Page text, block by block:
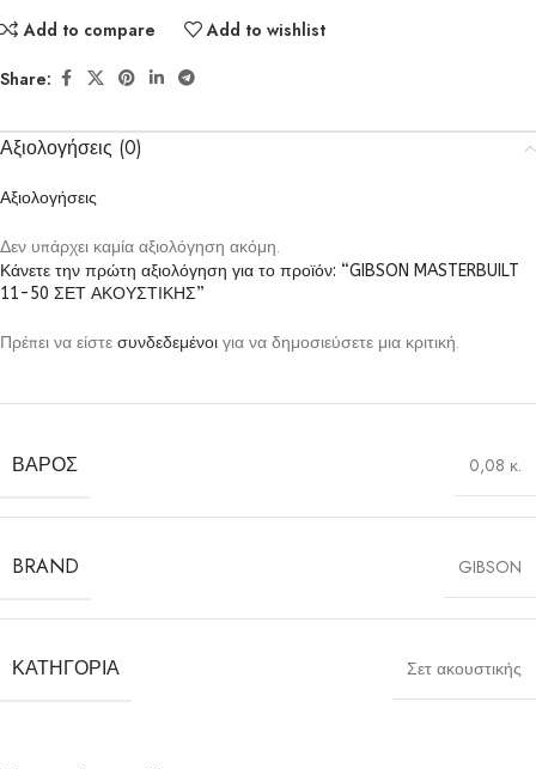
Add to compare
Add to wishlist
Share:
Αξιολογήσεις (0)
Αξιολογήσεις
Δεν υπάρχει καμία αξιολόγηση ακόμη.
Κάνετε την πρώτη αξιολόγηση για το προϊόν: “GIBSON MASTERBUILT
11-50 ΣΕΤ ΑΚΟΥΣΤΙΚΗΣ”
Πρέπει να είστε συνδεδεμένοι για να δημοσιεύσετε μια κριτική.
ΒΆΡΟΣ 0,08 κ.
BRAND GIBSON
ΚΑΤΗΓΟΡΊΑ Σετ ακουστικής